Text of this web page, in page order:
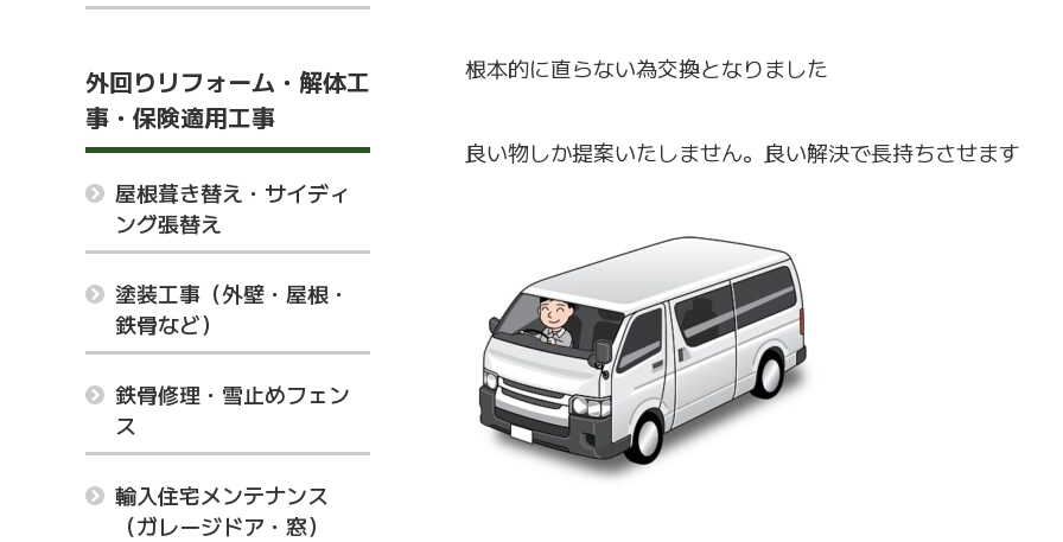
外回りリフォーム・解体工
事・保険適用工事
屋根葺き替え・サイディ
ング張替え
塗装工事（外壁・屋根・
鉄骨など）
鉄骨修理・雪止めフェン
ス
輸入住宅メンテナンス
（ガレージドア・窓）
根本的に直らない為交換となりました
良い物しか提案いたしません。良い解決で長持ちさせます